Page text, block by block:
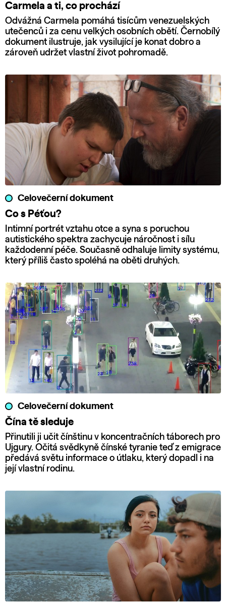
Carmela a ti, co prochází
Odvážná Carmela pomáhá tisícům venezuelských
utečenců i za cenu velkých osobních obětí. Černobílý
dokument ilustruje, jak vysilující je konat dobro a
zároveň udržet vlastní život pohromadě.
Celovečerní dokument
Co s Péťou?
Intimní portrét vztahu otce a syna s poruchou
autistického spektra zachycuje náročnost i sílu
každodenní péče. Současně odhaluje limity systému,
který příliš často spoléhá na oběti druhých.
Celovečerní dokument
Čína tě sleduje
Přinutili ji učit čínštinu v koncentračních táborech pro
Ujgury. Očitá svědkyně čínské tyranie teď z emigrace
předává světu informace o útlaku, který dopadl i na
její vlastní rodinu.